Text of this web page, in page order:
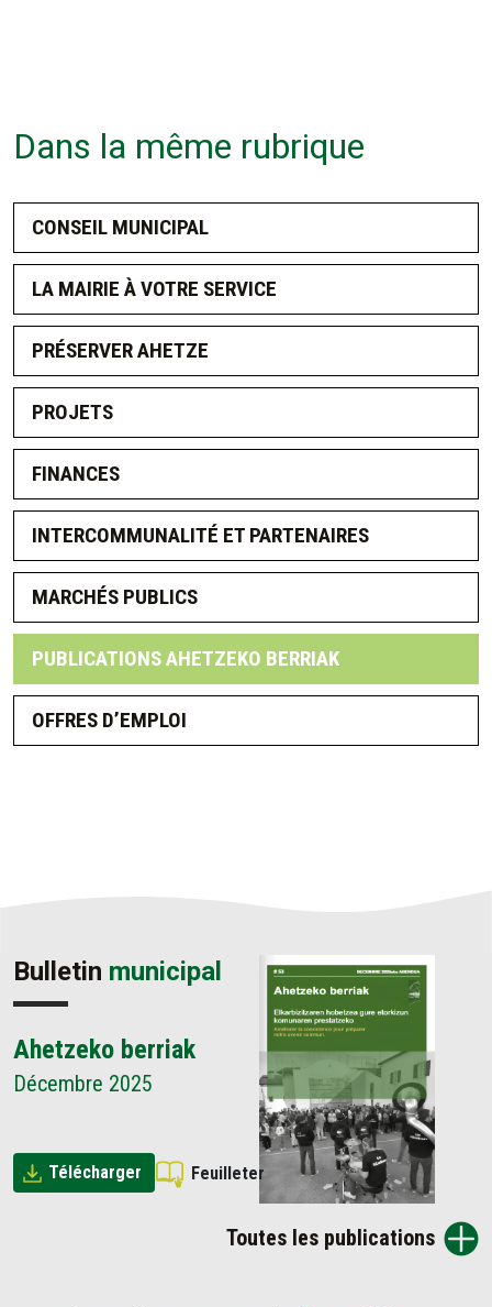
Dans la même rubrique
CONSEIL MUNICIPAL
LA MAIRIE À VOTRE SERVICE
PRÉSERVER AHETZE
PROJETS
FINANCES
INTERCOMMUNALITÉ ET PARTENAIRES
MARCHÉS PUBLICS
PUBLICATIONS AHETZEKO BERRIAK
OFFRES D’EMPLOI
Bulletin municipal
Ahetzeko berriak
Décembre 2025
Télécharger Feuilleter
Toutes les publications